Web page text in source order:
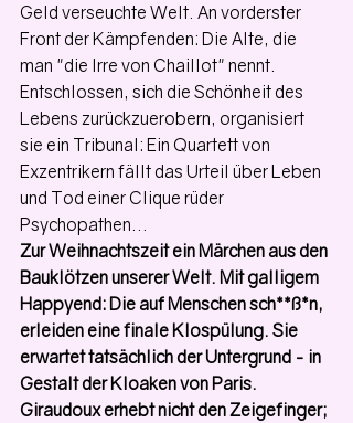
Geld verseuchte Welt. An vorderster
Front der Kämpfenden: Die Alte, die
man "die Irre von Chaillot" nennt.
Entschlossen, sich die Schönheit des
Lebens zurückzuerobern, organisiert
sie ein Tribunal: Ein Quartett von
Exzentrikern fällt das Urteil über Leben
und Tod einer Clique rüder
Psychopathen...
Zur Weihnachtszeit ein Märchen aus den
Bauklötzen unserer Welt. Mit galligem
Happyend: Die auf Menschen sch**ß*n,
erleiden eine finale Klospülung. Sie
erwartet tatsächlich der Untergrund - in
Gestalt der Kloaken von Paris.
Giraudoux erhebt nicht den Zeigefinger;